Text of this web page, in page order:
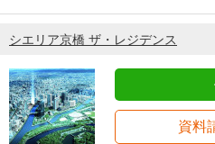
シエリア京橋 ザ・レジデンス
資料